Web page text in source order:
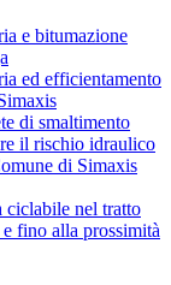
e bitumazione
ed efficientamento
di smaltimento
il rischio idraulico
di Simaxis
ciclabile nel tratto
fino alla prossimità